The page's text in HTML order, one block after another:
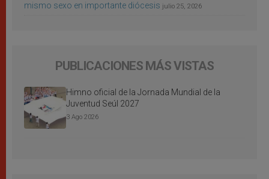
mismo sexo en importante diócesis julio 25, 2026
PUBLICACIONES MÁS VISTAS
Himno oficial de la Jornada Mundial de la
Juventud Seúl 2027
3 Ago 2026